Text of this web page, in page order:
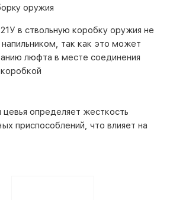
оружия
в ствольную коробку оружия не
так как это может
люфта в месте соединения
определяет жесткость
приспособлений, что влияет на